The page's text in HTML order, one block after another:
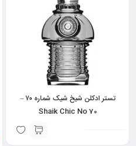
تستر ادکلن شیخ شیک شماره ۷۰ –
Shaik Chic No 70